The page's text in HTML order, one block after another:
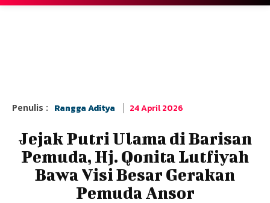
Penulis : Rangga Aditya 24 April 2026
Jejak Putri Ulama di Barisan
Pemuda, Hj. Qonita Lutfiyah
Bawa Visi Besar Gerakan
Pemuda Ansor